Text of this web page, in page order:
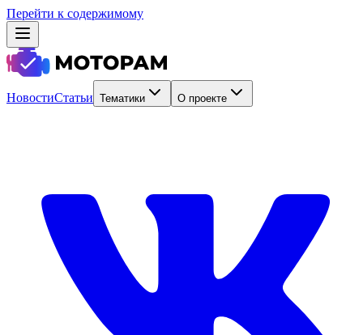
Перейти к содержимому
НовостиСтатьи Тематики О проекте